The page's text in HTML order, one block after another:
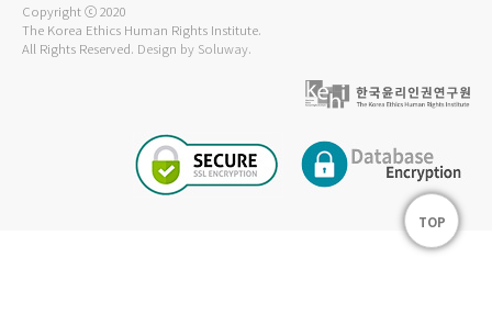
Copyright ⓒ 2020
The Korea Ethics Human Rights Institute.
All Rights Reserved. Design by Soluway.
TOP